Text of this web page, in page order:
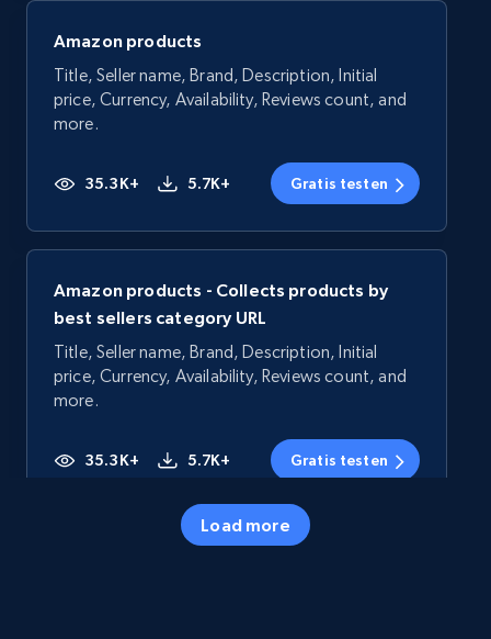
Amazon products
Title, Seller name, Brand, Description, Initial
price, Currency, Availability, Reviews count, and
more.
35.3K+ 5.7K+ Gratis testen
Amazon products - Collects products by
best sellers category URL
Title, Seller name, Brand, Description, Initial
price, Currency, Availability, Reviews count, and
more.
35.3K+ 5.7K+ Gratis testen
Load more